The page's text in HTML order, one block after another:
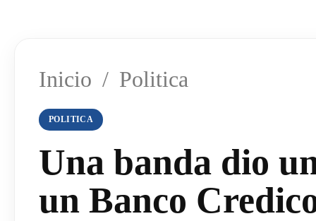
Inicio / Politica
POLITICA
Una banda dio
un Banco